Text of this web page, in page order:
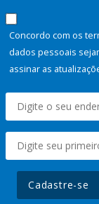
Concordo com os
dados pessoais
assinar as
Cadastre-se